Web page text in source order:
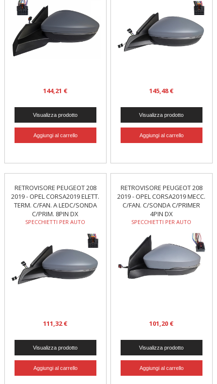
144,21 € 145,48 €
RETROVISORE PEUGEOT 208
2019 - OPEL CORSA2019 ELETT.
TERM. C/FAN. A LEDC/SONDA
C/PRIM. 8PIN DX
SPECCHIETTI PER AUTO
111,32 €
RETROVISORE PEUGEOT 208
2019 - OPEL CORSA2019 MECC.
C/FAN. C/SONDA C/PRIMER
4PIN DX
SPECCHIETTI PER AUTO
101,20 €